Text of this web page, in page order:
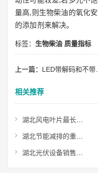
量高,则生物柴油的氧化
的添加剂来解决。
标签： 生物柴油 质量指标
上一篇： LED带解码和不带解码有什么区别？
相关推荐